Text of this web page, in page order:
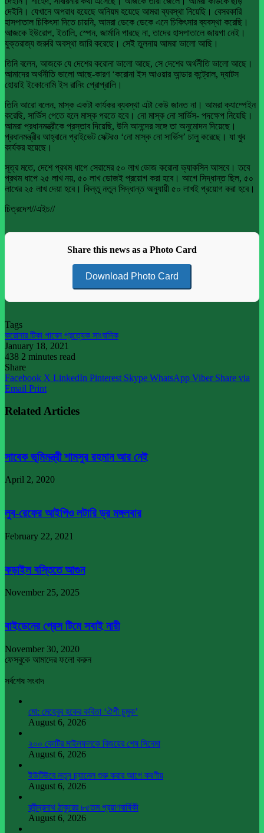
দেইনি। যেখানে অপরাধ হয়েছে অনিয়ম হয়েছে আমরা ব্যবস্থা নিয়েছি। বেসরকারি
হাসপাতাল চিকিৎসা দিতে চায়নি, আমরা ডেকে ডেকে এনে চিকিৎসার ব্যবস্থা করেছি।
আজকে ইউরোপ, ইতালি, স্পেন, জার্মানি পারছে না, তাদের হাসপাতালে জায়গা নেই।
যুক্তরাজ্য জরুরি অবস্থা জারি করেছে। সেই তুলনায় আমরা ভালো আছি।
তিনি বলেন, আজকে যে দেশের করোনা ভালো আছে, সে দেশের অর্থনীতি ভালো আছে।
আমাদের অর্থনীতি ভালো আছে-কারণ ‘করোনা ইস আওয়ার আন্ডার কন্ট্রোল, দ্যাটস
হোয়াই ইকোনোমি ইস রানিং প্রোপ্রালি।
তিনি আরো বলেন, মাস্ক একটা কার্যকর ব্যবস্থা এটা কেউ জানত না। আমরা ক্যাম্পেইন
করেছি, সার্ভিস পেতে হলে মাস্ক পরতে হবে। নো মাস্ক নো সার্ভিস- পদক্ষেপ নিয়েছি।
আমরা প্রধানমন্ত্রীকে প্রস্তাব দিয়েছি, উনি আনন্দের সঙ্গে তা অনুমোদন দিয়েছে।
প্রধানমন্ত্রীর আহ্বানে প্রাইভেট সেক্টরও ‘নো মাস্ক নো সার্ভিস’ চালু করেছে। যা খুব
কার্যকর হয়েছে।
সূত্র মতে, দেশে প্রথম ধাপে সেরামের ৫০ লাখ ডোজ করোনা ভ্যাকসিন আসবে। তবে
প্রথম ধাপে ২৫ লাখ নয়, ৫০ লাখ ডোজই প্রয়োগ করা হবে। আগে সিদ্ধান্ত ছিল, ৫০
লাখের ২৫ লাখ দেয়া হবে। কিন্তু নতুন সিদ্ধান্ত অনুযায়ী ৫০ লাখই প্রয়োগ করা হবে।
চিত্রদেশ//এইচ//
Share this news as a Photo Card
Download Photo Card
Tags
করোনার টিকা পাবেন প্রত্যেক সাংবাদিক
January 18, 2021
438 2 minutes read
Share
Facebook X LinkedIn Pinterest Skype WhatsApp Viber Share via
Email Print
Related Articles
সাবেক ভূমিমন্ত্রী শামসুর রহমান আর নেই
April 2, 2020
লুব-রেফের আইপিও লটারি ড্র মঙ্গলবার
February 22, 2021
কড়াইল বস্তিতে আগুন
November 25, 2025
বাইডেনের প্রেস টিমে সবাই নারী
November 30, 2020
ফেসবুকে আমাদের ফলো করুন
সর্বশেষ সংবাদ
মো: মেহেবুব হকের কবিতা ‘ঐশী চুমুক’
August 6, 2026
২০০ কোটির মাইলফলকে বিজয়ের শেষ সিনেমা
August 6, 2026
ইউটিউবে নতুন চ্যানেল শুরু করার আগে করণীয়
August 6, 2026
রবীন্দ্রনাথ ঠাকুরের ৮৫তম প্রয়াণবার্ষিকী
August 6, 2026